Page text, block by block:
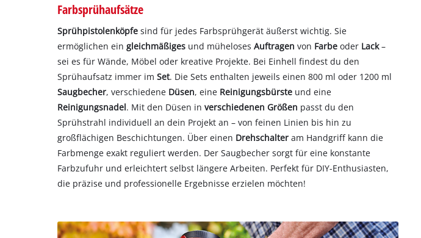
Farbsprühaufsätze
Sprühpistolenköpfe sind für jedes Farbsprühgerät äußerst wichtig. Sie
ermöglichen eingleichmäßiges und mühelosesAuftragen von Farbe oder Lack–
sei es für Wände, Möbel oder kreative Projekte. Bei Einhell findest du den
Sprühaufsatz immer imSet. Die Sets enthalten jeweils einen 800 ml oder 1200 ml
Saugbecher, verschiedene Düsen, eine Reinigungsbürste und eine
Reinigungsnadel. Mit den Düsen inverschiedenen Größen passt du den
Sprühstrahl individuell an dein Projekt an – von feinen Linien bis hin zu
großflächigen Beschichtungen. Über einen Drehschalteram Handgriff kann die
Farbmenge exakt reguliert werden. Der Saugbecher sorgt für eine konstante
Farbzufuhr und erleichtert selbst längere Arbeiten. Perfekt für DIY-Enthusiasten,
die präzise und professionelle Ergebnisse erzielen möchten!